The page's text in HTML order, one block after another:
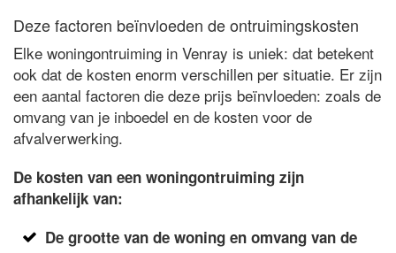
Deze factoren beïnvloeden de ontruimingskosten
Elke woningontruiming in Venray is uniek: dat betekent
ook dat de kosten enorm verschillen per situatie. Er zijn
een aantal factoren die deze prijs beïnvloeden: zoals de
omvang van je inboedel en de kosten voor de
afvalverwerking.
De kosten van een woningontruiming zijn
afhankelijk van:
De grootte van de woning en omvang van de